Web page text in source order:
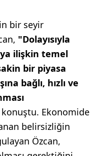
bir seyir
"Dolayısıyla
ilişkin temel
bir piyasa
bağlı, hızlı ve
Ekonomide
belirsizliğin
Özcan,